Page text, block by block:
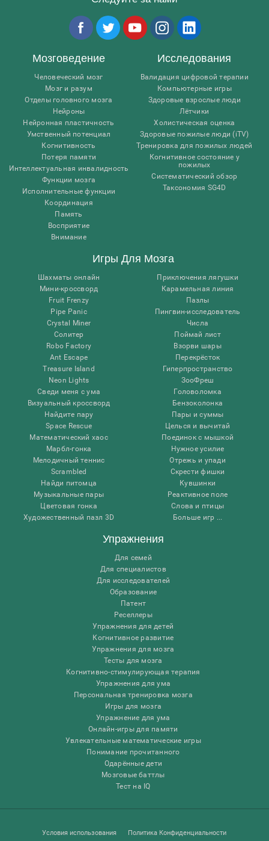
Мозговедение
Человеческий мозг
Мозг и разум
Отделы головного мозга
Нейроны
Нейронная пластичность
Умственный потенциал
Когнитивность
Потеря памяти
Интеллектуальная инвалидность
Функции мозга
Исполнительные функции
Координация
Память
Восприятие
Внимание
Исследования
Валидация цифровой терапии
Компьютерные игры
Здоровые взрослые люди
Лётчики
Холистическая оценка
Здоровые пожилые люди (iTV)
Тренировка для пожилых людей
Когнитивное состояние у
пожилых
Систематический обзор
Таксономия SG4D
Игры Для Мозга
Шахматы онлайн
Мини-кроссворд
Fruit Frenzy
Pipe Panic
Crystal Miner
Солитер
Robo Factory
Ant Escape
Treasure Island
Neon Lights
Сведи меня с ума
Визуальный кроссворд
Найдите пару
Space Rescue
Математический хаос
Марбл-гонка
Мелодичный теннис
Scrambled
Найди питомца
Музыкальные пары
Цветовая гонка
Художественный пазл 3D
Приключения лягушки
Карамельная линия
Пазлы
Пингвин-исследователь
Числа
Поймай лист
Взорви шары
Перекрёсток
Гиперпространство
ЗооФреш
Головоломка
Бензоколонка
Пары и суммы
Целься и вычитай
Поединок с мышкой
Нужное усилие
Отрежь и упади
Скрести фишки
Кувшинки
Реактивное поле
Слова и птицы
Больше игр ...
Упражнения
Для семей
Для специалистов
Для исследователей
Образование
Патент
Реселлеры
Упражнения для детей
Когнитивное развитие
Упражнения для мозга
Тесты для мозга
Когнитивно-стимулирующая терапия
Упражнения для ума
Персональная тренировка мозга
Игры для мозга
Упражнение для ума
Онлайн-игры для памяти
Увлекательные математические игры
Понимание прочитанного
Одарённые дети
Мозговые баттлы
Тест на IQ
Условия использования Политика Конфиденциальности